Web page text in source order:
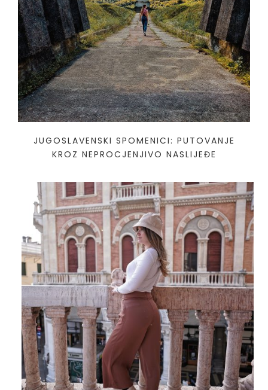
JUGOSLAVENSKI SPOMENICI: PUTOVANJE
KROZ NEPROCJENJIVO NASLIJEĐE